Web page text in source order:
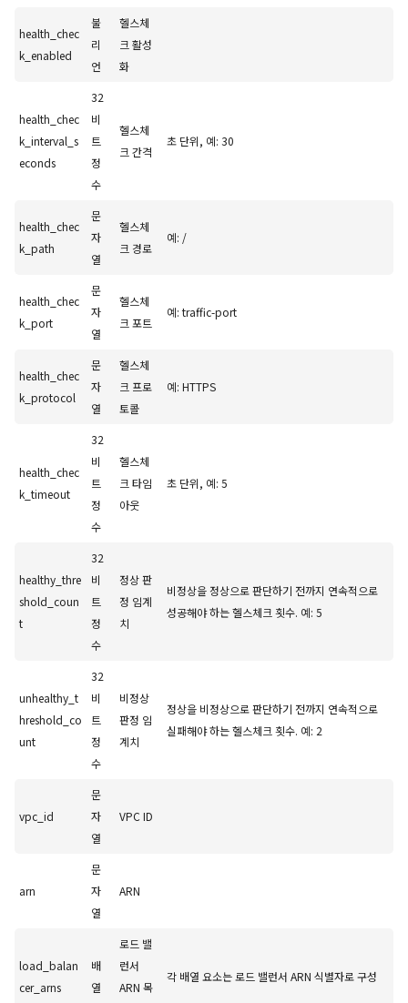
health_chec
k_enabled
불
리
언
헬스체
크 활성
화
health_chec
k_interval_s
econds
32
비
트
정
수
헬스체
크 간격
초 단위, 예: 30
health_chec
k_path
문
자
열
헬스체
크 경로
예: /
health_chec
k_port
문
자
열
헬스체
크 포트
예: traffic-port
health_chec
k_protocol
문
자
열
헬스체
크 프로
토콜
예: HTTPS
health_chec
k_timeout
32
비
트
정
수
헬스체
크 타임
아웃
초 단위, 예: 5
healthy_thre
shold_coun
t
32
비
트
정
수
정상 판
정 임계
치
비정상을 정상으로 판단하기 전까지 연속적으로
성공해야 하는 헬스체크 횟수. 예: 5
unhealthy_t
hreshold_co
unt
32
비
트
정
수
비정상
판정 임
계치
정상을 비정상으로 판단하기 전까지 연속적으로
실패해야 하는 헬스체크 횟수. 예: 2
vpc_id
문
자
열
VPC ID
arn
문
자
열
ARN
load_balan
cer_arns
배
열
로드 밸
런서
ARN 목
각 배열 요소는 로드 밸런서 ARN 식별자로 구성